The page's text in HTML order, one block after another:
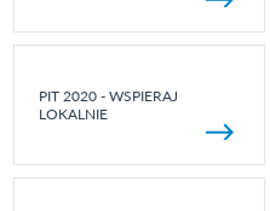
PIT 2020 - WSPIERAJ
LOKALNIE